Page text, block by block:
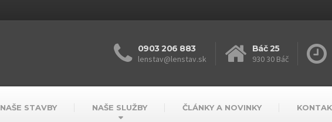
0903 206 883
lenstav@lenstav.sk
Báč 25
930 30 Báč
NAŠE STAVBY NAŠE SLUŽBY ČLÁNKY A NOVINKY